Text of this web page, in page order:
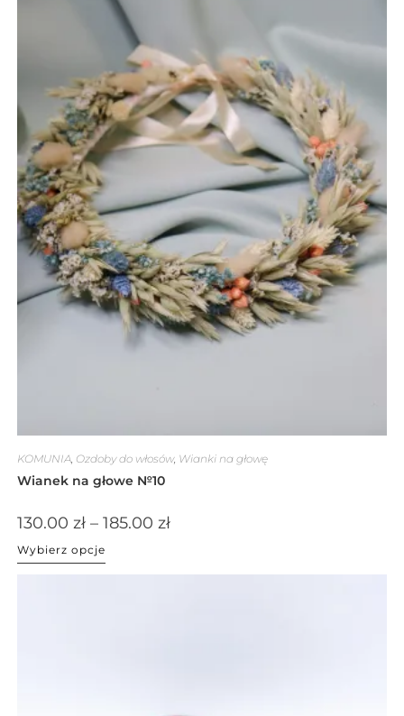
KOMUNIA, Ozdoby do włosów, Wianki na głowę
Wianek na głowe №10
130.00 zł – 185.00 zł
Wybierz opcje